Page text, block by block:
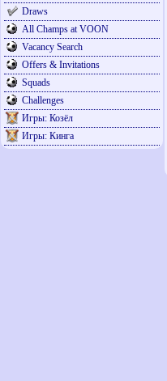
Draws
All Champs at VOON
Vacancy Search
Offers & Invitations
Squads
Challenges
Игры: Козёл
Игры: Кинга